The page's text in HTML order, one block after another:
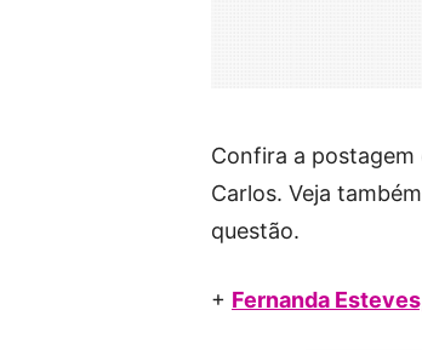
Confira a
Carlos. Veja
questão.
+ Fernanda